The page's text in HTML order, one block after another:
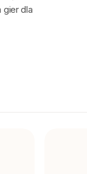
gier dla